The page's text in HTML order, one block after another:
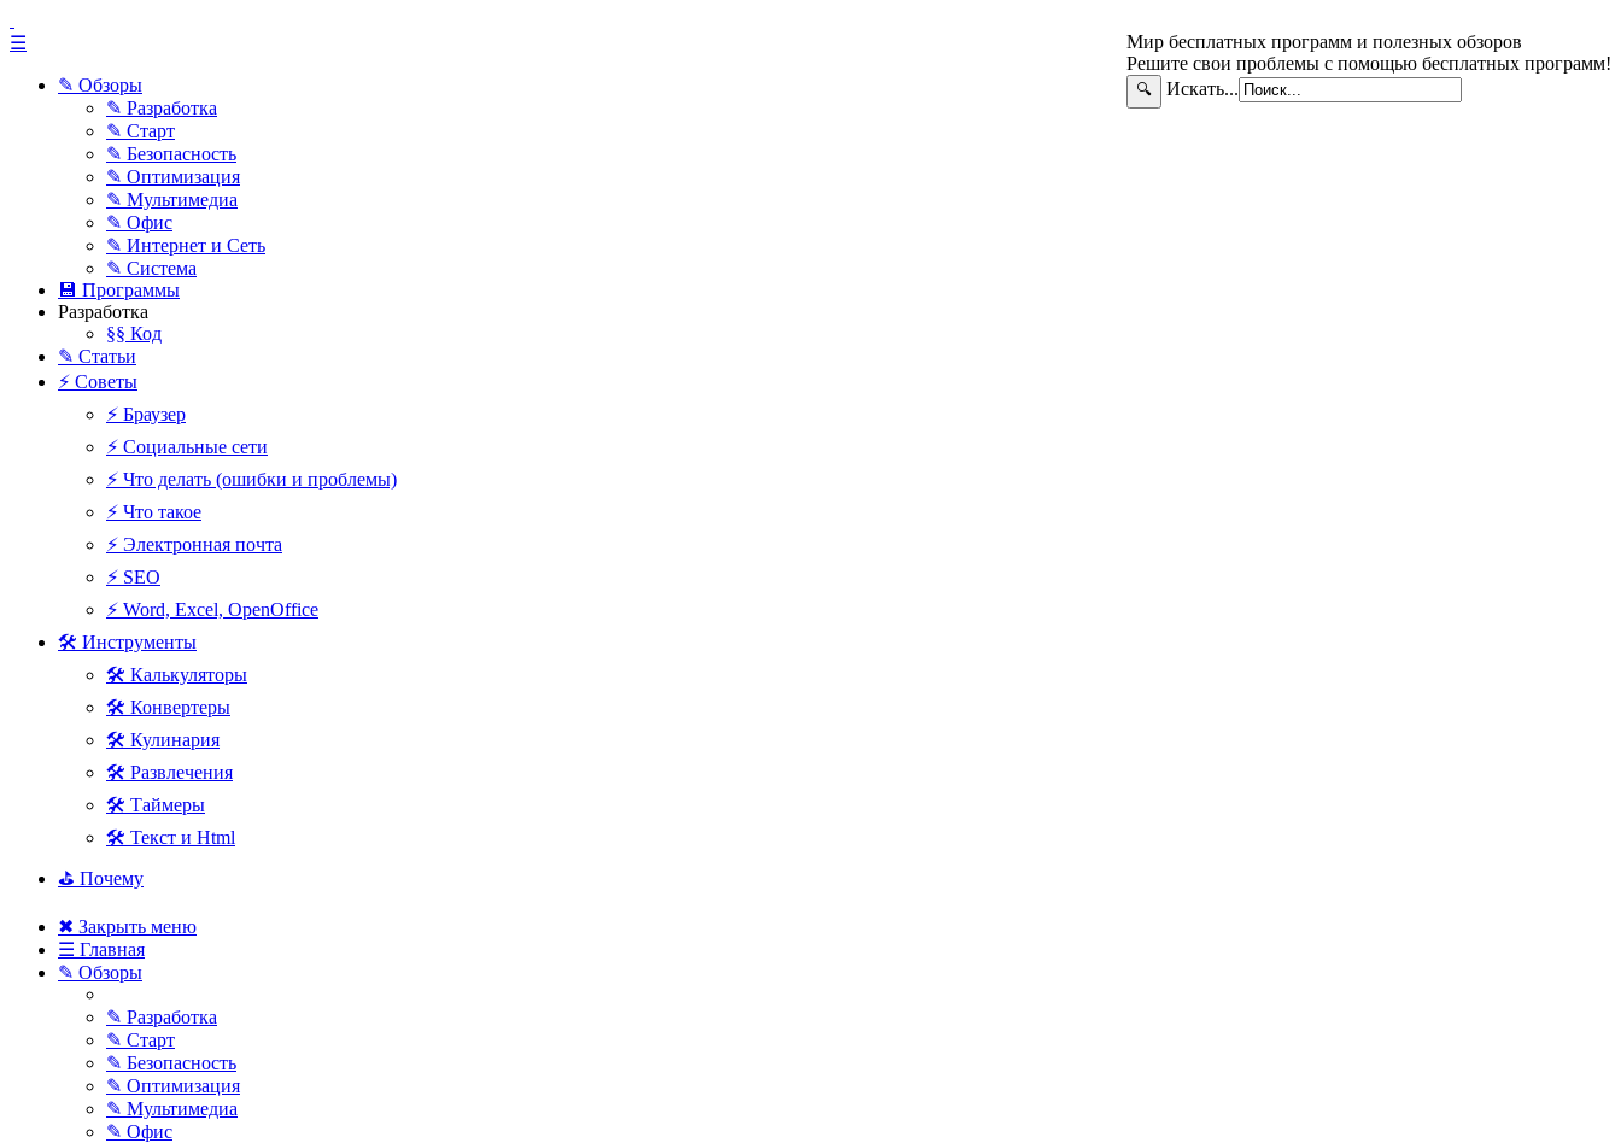
Мир бесплатных программ и полезных обзоров
Решите свои проблемы с помощью бесплатных программ!
🔍 Искать...
☰
✎ Обзоры
✎ Разработка
✎ Старт
✎ Безопасность
✎ Оптимизация
✎ Мультимедиа
✎ Офис
✎ Интернет и Сеть
✎ Система
💾 Программы
Разработка
§§ Код
✎ Статьи
⚡ Советы
⚡ Браузер
⚡ Социальные сети
⚡ Что делать (ошибки и проблемы)
⚡ Что такое
⚡ Электронная почта
⚡ SEO
⚡ Word, Excel, OpenOffice
🛠 Инструменты
🛠 Калькуляторы
🛠 Конвертеры
🛠 Кулинария
🛠 Развлечения
🛠 Таймеры
🛠 Текст и Html
⛳ Почему
✖ Закрыть меню
☰ Главная
✎ Обзоры
✎ Разработка
✎ Старт
✎ Безопасность
✎ Оптимизация
✎ Мультимедиа
✎ Офис